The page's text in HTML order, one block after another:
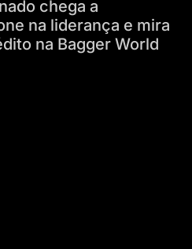
chega a
na liderança e mira
na Bagger World